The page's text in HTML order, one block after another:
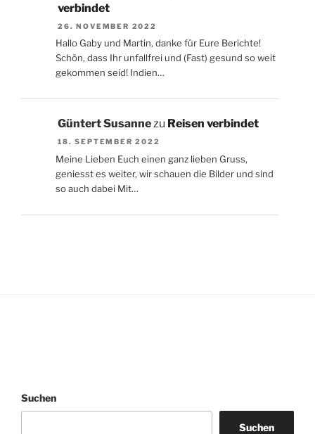
verbindet
26. NOVEMBER 2022
Hallo Gaby und Martin, danke für Eure Berichte!
Schön, dass Ihr unfallfrei und (Fast) gesund so weit
gekommen seid! Indien…
Güntert Susannezu Reisen verbindet
18. SEPTEMBER 2022
Meine Lieben Euch einen ganz lieben Gruss,
geniesst es weiter, wir schauen die Bilder und sind
so auch dabei Mit…
Suchen
Suchen